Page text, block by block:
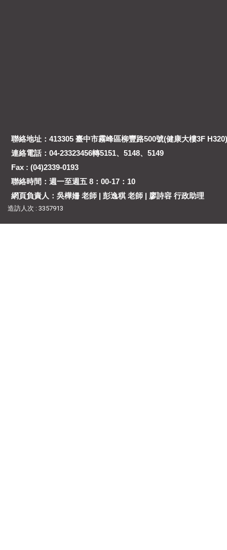
聯絡地址：413305 臺中市霧峰區柳豐路500號(健康大樓3F H320)
連絡電話：04-23323456轉5151、5148、5149
Fax : (04)2339-0193
聯絡時間：週一至週五 8：00-17：10
網頁負責人：吳樺姍 老師 | 彭逸稘 老師 | 廖詩容 行政助理
造訪人次 : 3357913